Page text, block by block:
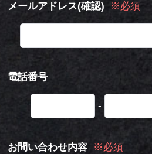
メールアドレス(確認) ※必須
電話番号
-
お問い合わせ内容 ※必須